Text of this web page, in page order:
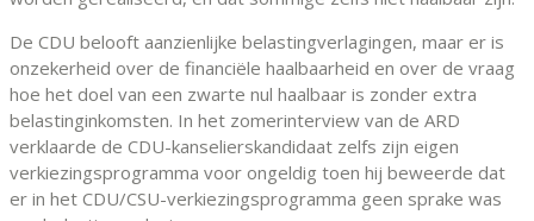
De CDU belooft aanzienlijke belastingverlagingen, maar er is
onzekerheid over de financiële haalbaarheid en over de vraag
hoe het doel van een zwarte nul haalbaar is zonder extra
belastinginkomsten. In het zomerinterview van de ARD
verklaarde de CDU-kanselierskandidaat zelfs zijn eigen
verkiezingsprogramma voor ongeldig toen hij beweerde dat
er in het CDU/CSU-verkiezingsprogramma geen sprake was